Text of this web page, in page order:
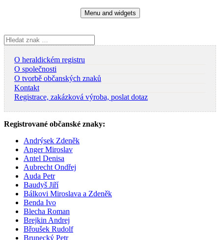
Menu and widgets
Vyhledávání
O heraldickém registru
O společnosti
O tvorbě občanských znaků
Kontakt
Registrace, zakázková výroba, poslat dotaz
Registrované občanské znaky:
Andrýsek Zdeněk
Anger Miroslav
Antel Denisa
Aubrecht Ondřej
Auda Petr
Baudyš Jiří
Bálkovi Miroslava a Zdeněk
Benda Ivo
Blecha Roman
Brejkin Andrej
Břoušek Rudolf
Brunecký Petr